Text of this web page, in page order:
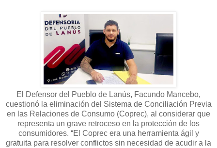
El Defensor del Pueblo de Lanús, Facundo Mancebo,
cuestionó la eliminación del Sistema de Conciliación Previa
en las Relaciones de Consumo (Coprec), al considerar que
representa un grave retroceso en la protección de los
consumidores. “El Coprec era una herramienta ágil y
gratuita para resolver conflictos sin necesidad de acudir a la